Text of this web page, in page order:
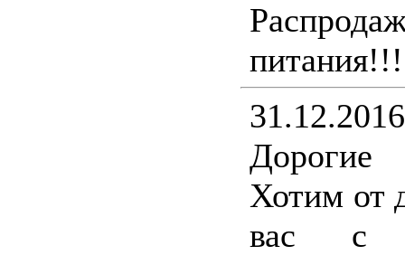
питания!!!
31.12.2016
Хотим от
вас с